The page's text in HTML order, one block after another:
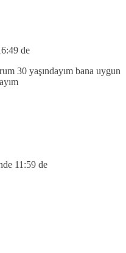
de
30 yaşındayım bana uygun
11:59 de